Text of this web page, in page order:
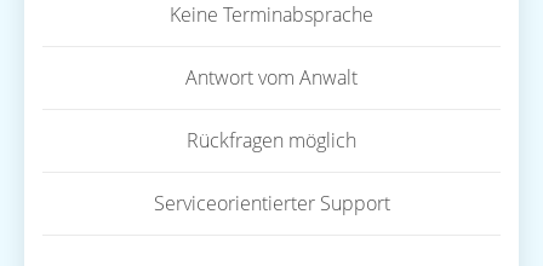
Keine Terminabsprache
Antwort vom Anwalt
Rückfragen möglich
Serviceorientierter Support